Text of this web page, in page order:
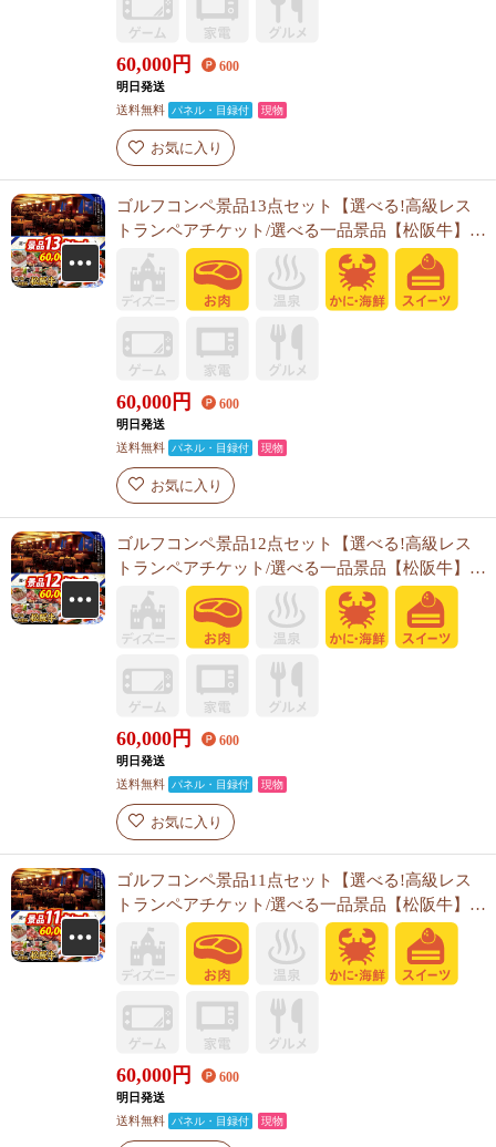
60,000円 600
明日発送
送料無料 パネル・目録付 現物
お気に入り
ゴルフコンペ景品13点セット【選べる!高級レス
トランペアチケット/選べる一品景品【松阪牛】
他】A3パネル・目録付き<送料無料>
60,000円 600
明日発送
送料無料
パネル・目録付 現物
お気に入り
ゴルフコンペ景品12点セット【選べる!高級レス
トランペアチケット/選べる一品景品【松阪牛】
他】A3パネル・目録付き<送料無料>
60,000円 600
明日発送
送料無料
パネル・目録付 現物
お気に入り
ゴルフコンペ景品11点セット【選べる!高級レス
トランペアチケット/選べる一品景品【松阪牛】
他】A3パネル・目録付き<送料無料>
60,000円 600
明日発送
送料無料
パネル・目録付 現物